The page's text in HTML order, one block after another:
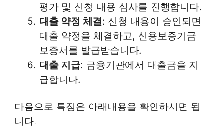
평가 및 신청 내용 심사를 진행합니다.
대출 약정 체결: 신청 내용이 승인되면
대출 약정을 체결하고, 신용보증기금
보증서를 발급받습니다.
대출 지급: 금융기관에서 대출금을 지
급합니다.
다음으로 특징은 아래내용을 확인하시면 됩
니다.